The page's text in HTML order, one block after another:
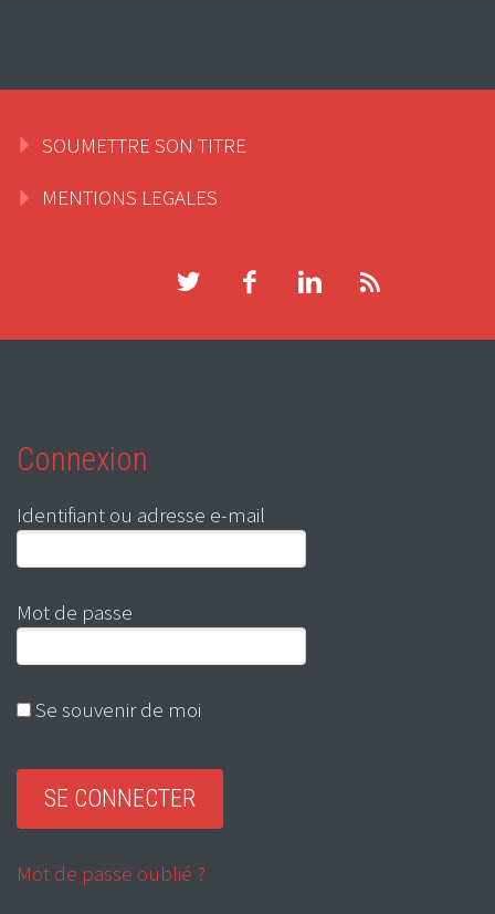
SOUMETTRE SON TITRE
MENTIONS LEGALES
Connexion
Identifiant ou adresse e-mail
Mot de passe
Se souvenir de moi
Mot de passe oublié ?